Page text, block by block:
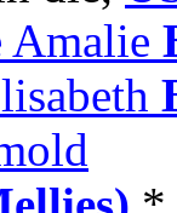
Amalie